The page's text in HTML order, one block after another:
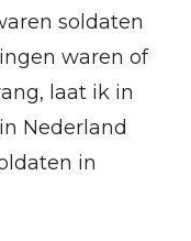
soldaten
waren of
laat ik in
Nederland
in